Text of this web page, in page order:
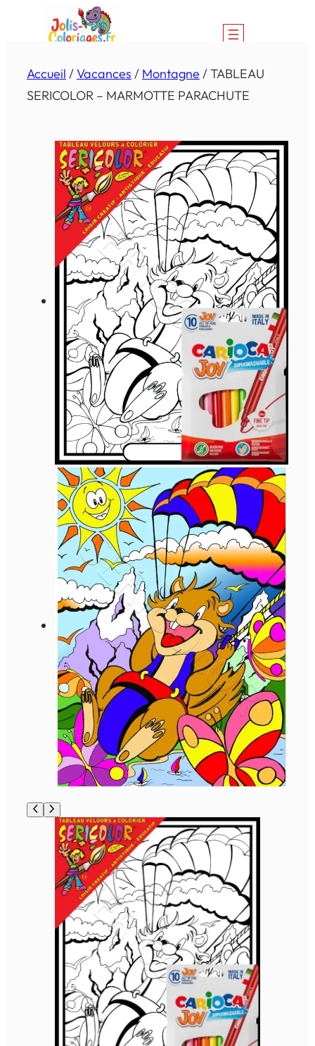
Accueil /Vacances / Montagne / TABLEAU
SERICOLOR – MARMOTTE PARACHUTE